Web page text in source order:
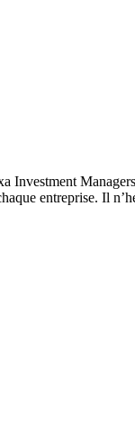
Investment
entreprise. Il